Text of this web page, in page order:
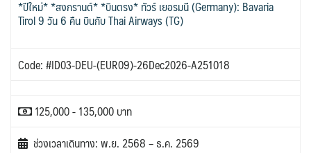
*ปีใหม่* *สงกรานต์* *บินตรง* ทัวร์ เยอรมนี (Germany): Bavaria
Tirol 9 วัน 6 คืน บินกับ Thai Airways (TG)
Code: #ID03-DEU-(EUR09)-26Dec2026-A251018
125,000 - 135,000 บาท
ช่วงเวลาเดินทาง: พ.ย. 2568 – ธ.ค. 2569